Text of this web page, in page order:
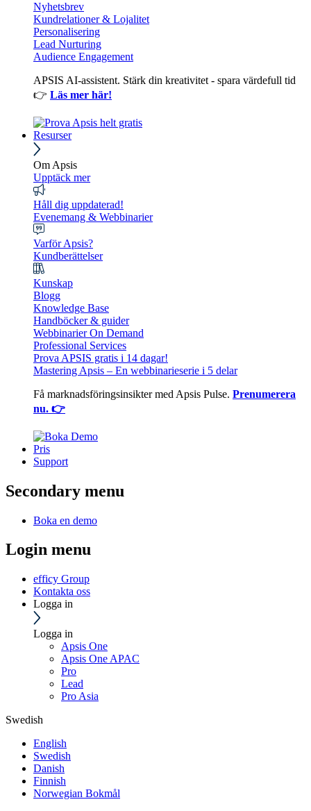
Nyhetsbrev
Kundrelationer & Lojalitet
Personalisering
Lead Nurturing
Audience Engagement
APSIS AI-assistent. Stärk din kreativitet - spara värdefull tid
👉 Läs mer här!
Resurser
Om Apsis
Upptäck mer
Håll dig uppdaterad!
Evenemang & Webbinarier
Varför Apsis?
Kundberättelser
Kunskap
Blogg
Knowledge Base
Handböcker & guider
Webbinarier On Demand
Professional Services
Prova APSIS gratis i 14 dagar!
Mastering Apsis – En webbinarieserie i 5 delar
Få marknadsföringsinsikter med Apsis Pulse. Prenumerera
nu. 👉
Pris
Support
Secondary menu
Boka en demo
Login menu
efficy Group
Kontakta oss
Logga in
Logga in
Apsis One
Apsis One APAC
Pro
Lead
Pro Asia
Swedish
English
Swedish
Danish
Finnish
Norwegian Bokmål